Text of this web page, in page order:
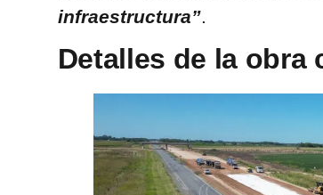
infraestructura”.
Detalles de la obra